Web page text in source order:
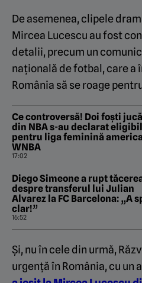
De asemenea, clipele
Mircea Lucescu au fost
detalii, precum un
națională de fotbal, care a
România să se roage
Ce controversă! Doi foști
din NBA s-au declarat
pentru liga feminină
WNBA
17:02
Diego Simeone a rupt
despre transferul lui Julian
Alvarez la FC Barcelona: „A
clar!”
16:52
Și, nu în cele din urmă,
urgență în România, cu un